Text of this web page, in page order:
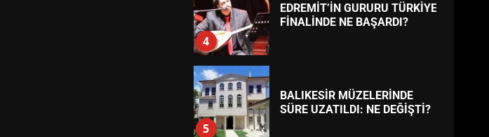
4
EDREMİT’İN GURURU TÜRKİYE
FİNALİNDE NE BAŞARDI?
5
BALIKESİR MÜZELERİNDE
SÜRE UZATILDI: NE DEĞİŞTİ?